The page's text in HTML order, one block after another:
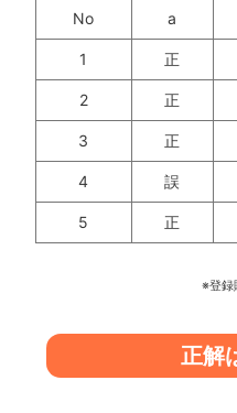
No a
1 正
2 正
3 正
4 誤
5 正
※登録
正解